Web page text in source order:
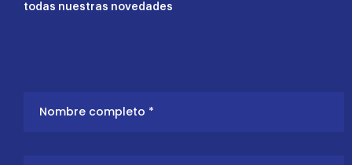
todas nuestras novedades